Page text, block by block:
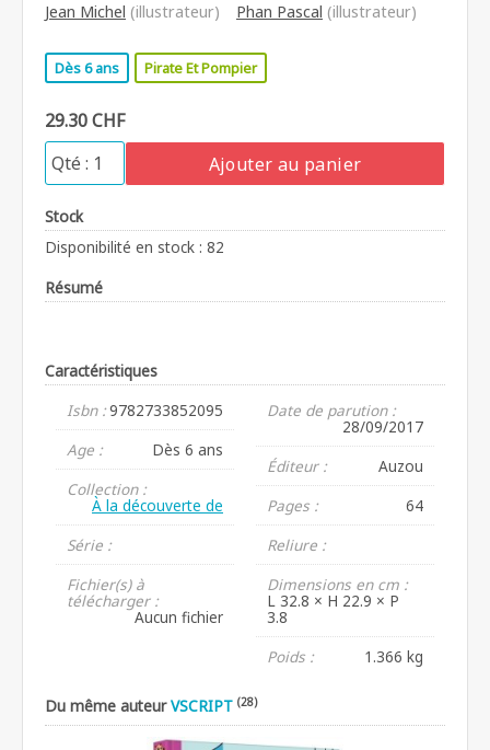
Jean Michel (illustrateur) Phan Pascal (illustrateur)
Dès 6 ans Pirate Et Pompier
29.30 CHF
Ajouter au panier
Stock
Disponibilité en stock : 82
Résumé
Caractéristiques
Isbn :9782733852095
Age :
Dès 6 ans
Collection :
À la découverte de
Série :
Fichier(s) à
télécharger :
Aucun fichier
Date de parution :
28/09/2017
Éditeur :
Auzou
Pages :
64
Reliure :
Dimensions en cm :
L 32.8 × H 22.9 × P
3.8
Poids :
1.366 kg
Du même auteurVSCRIPT (28)